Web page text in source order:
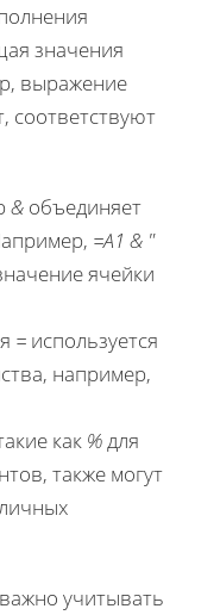
значения
выражение
соответствуют
& объединяет
=A1 & "
ячейки
= используется
например,
как %для
также могут
учитывать